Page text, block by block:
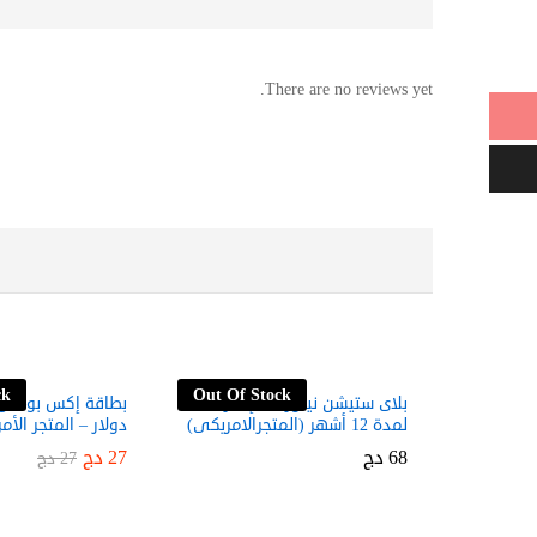
There are no reviews yet.
دولار – المتجر
27دج 27 دج 27دج 27 دج
Out Of Stock
بلاى ستيشن نيتورك – إشتراك
لمدة 12 أشهر (المتجرالامريكى)
68دج68دج